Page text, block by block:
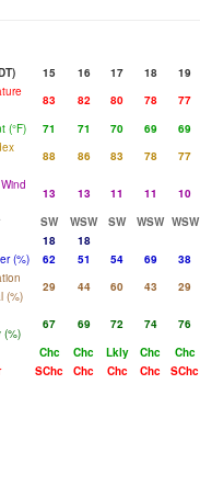
15 16 17 18 19
83 82 80 78 77
(°F)
71 71 70 69 69
88 86 83 78 77
13 13 11 11 10
SW WSW SW WSW WSW
18
18
(%)
62 51 54 69 38
(%)
29 44 60 43 29
(%)
67 69 72 74 76
Chc Chc Lkly Chc Chc
SChc Chc Chc Chc SChc